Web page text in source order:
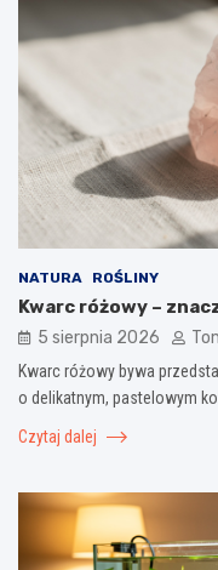
NATURA ROŚLINY
Kwarc różowy –
5 sierpnia 2026
Kwarc różowy bywa
o delikatnym, pastelowym
Czytaj dalej